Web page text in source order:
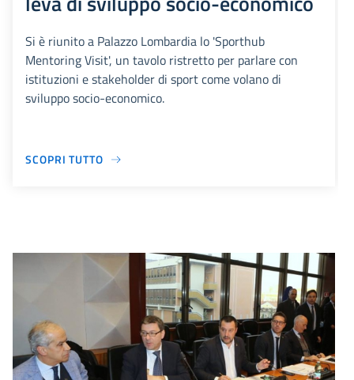
Si è riunito a Palazzo Lombardia lo 'Sporthub
Mentoring Visit', un tavolo ristretto per parlare con
istituzioni e stakeholder di sport come volano di
sviluppo socio-economico.
SCOPRI TUTTO